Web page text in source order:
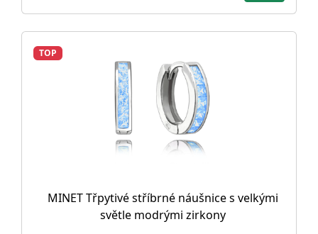
TOP
MINET Třpytivé stříbrné náušnice s velkými
světle modrými zirkony